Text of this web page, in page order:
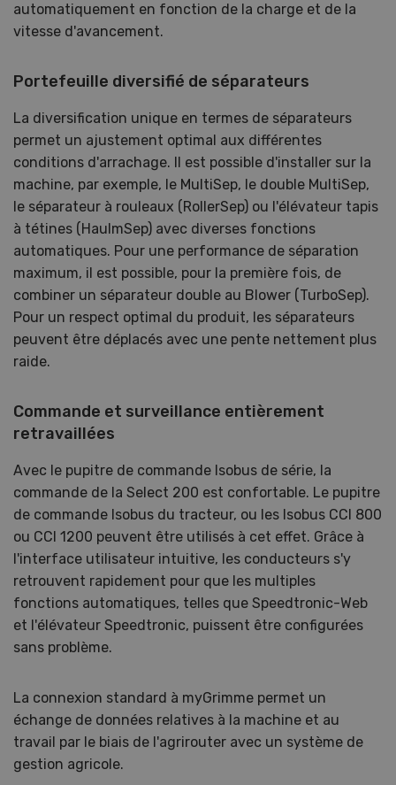
automatiquement en fonction de la charge et de la
vitesse d'avancement.
Portefeuille diversifié de séparateurs
La diversification unique en termes de séparateurs
permet un ajustement optimal aux différentes
conditions d'arrachage. Il est possible d'installer sur la
machine, par exemple, le MultiSep, le double MultiSep,
le séparateur à rouleaux (RollerSep) ou l'élévateur tapis
à tétines (HaulmSep) avec diverses fonctions
automatiques. Pour une performance de séparation
maximum, il est possible, pour la première fois, de
combiner un séparateur double au Blower (TurboSep).
Pour un respect optimal du produit, les séparateurs
peuvent être déplacés avec une pente nettement plus
raide.
Commande et surveillance entièrement
retravaillées
Avec le pupitre de commande Isobus de série, la
commande de la Select 200 est confortable. Le pupitre
de commande Isobus du tracteur, ou les Isobus CCI 800
ou CCI 1200 peuvent être utilisés à cet effet. Grâce à
l'interface utilisateur intuitive, les conducteurs s'y
retrouvent rapidement pour que les multiples
fonctions automatiques, telles que Speedtronic-Web
et l'élévateur Speedtronic, puissent être configurées
sans problème.
La connexion standard à myGrimme permet un
échange de données relatives à la machine et au
travail par le biais de l'agrirouter avec un système de
gestion agricole.